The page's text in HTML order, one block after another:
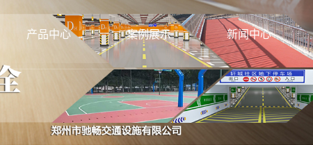
产品中心
平顶山交通设备标线
平顶山标识标牌
平顶山彩色防滑路面
案例展示
标线施工
标牌生产安装
彩色防滑路面
新闻中心
公司新闻
行业新闻